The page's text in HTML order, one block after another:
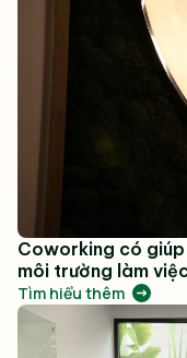
Coworking có
môi trường làm
Tìm hiểu thêm